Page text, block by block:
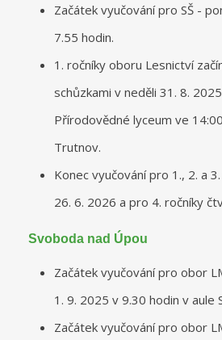
Začátek vyučování pro SŠ -
7.55 hodin.
1. ročníky oboru Lesnictví
schůzkami v neděli 31. 8.
Přírodovědné lyceum ve
Trutnov.
Konec vyučování pro 1., 2. a
26. 6. 2026 a pro 4. ročníky
Svoboda nad Úpou
Začátek vyučování pro obor
1. 9. 2025 v 9.30 hodin v aule
Začátek vyučování pro obor